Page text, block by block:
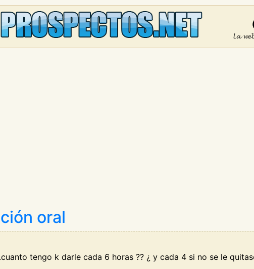
oral
tengo k darle cada 6 horas ?? ¿ y cada 4 si no se le